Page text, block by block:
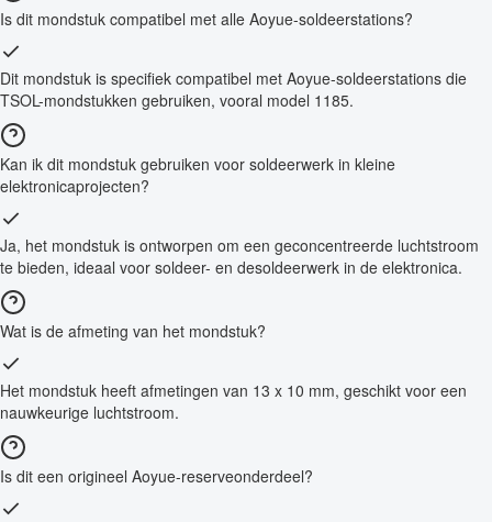
Is dit mondstuk compatibel met alle Aoyue-soldeerstations?
Dit mondstuk is specifiek compatibel met Aoyue-soldeerstations die
TSOL-mondstukken gebruiken, vooral model 1185.
Kan ik dit mondstuk gebruiken voor soldeerwerk in kleine
elektronicaprojecten?
Ja, het mondstuk is ontworpen om een geconcentreerde luchtstroom
te bieden, ideaal voor soldeer- en desoldeerwerk in de elektronica.
Wat is de afmeting van het mondstuk?
Het mondstuk heeft afmetingen van 13 x 10 mm, geschikt voor een
nauwkeurige luchtstroom.
Is dit een origineel Aoyue-reserveonderdeel?